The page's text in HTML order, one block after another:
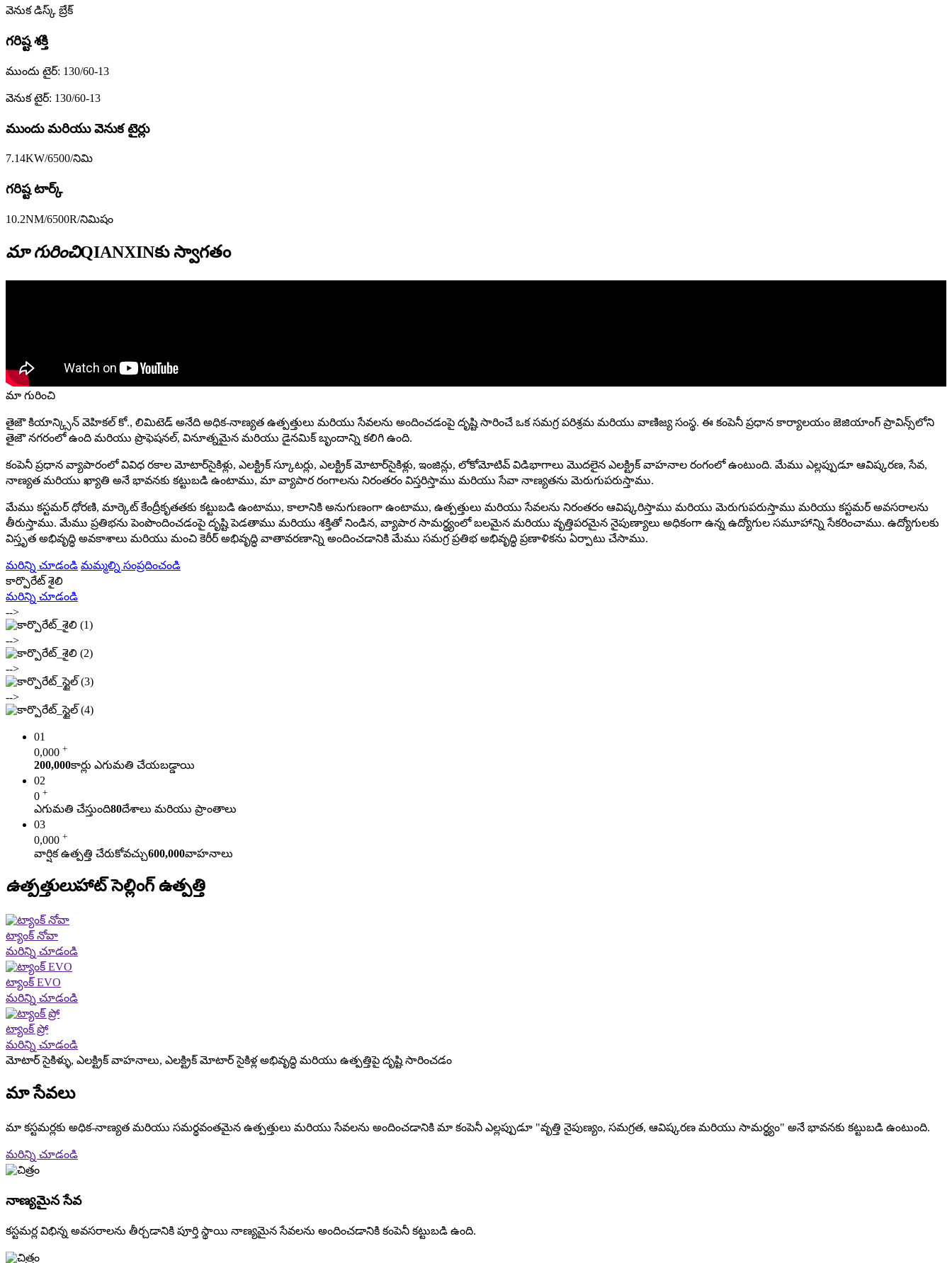
వెనుక డిస్క్ బ్రేక్
గరిష్ట శక్తి
ముందు టైర్: 130/60-13
వెనుక టైర్: 130/60-13
ముందు మరియు వెనుక టైర్లు
7.14KW/6500/నిమి
గరిష్ట టార్క్
10.2NM/6500R/నిమిషం
మా గురించిQIANXINకు స్వాగతం
మా గురించి
తైజౌ కియాన్క్సిన్ వెహికల్ కో., లిమిటెడ్ అనేది అధిక-నాణ్యత ఉత్పత్తులు మరియు సేవలను అందించడంపై దృష్టి సారించే ఒక సమగ్ర పరిశ్రమ మరియు వాణిజ్య సంస్థ. ఈ కంపెనీ ప్రధాన కార్యాలయం జెజియాంగ్ ప్రావిన్స్‌లోని
తైజౌ నగరంలో ఉంది మరియు ప్రొఫెషనల్, వినూత్నమైన మరియు డైనమిక్ బృందాన్ని కలిగి ఉంది.
కంపెనీ ప్రధాన వ్యాపారంలో వివిధ రకాల మోటార్‌సైకిళ్లు, ఎలక్ట్రిక్ స్కూటర్లు, ఎలక్ట్రిక్ మోటార్‌సైకిళ్లు, ఇంజిన్లు, లోకోమోటివ్ విడిభాగాలు మొదలైన ఎలక్ట్రిక్ వాహనాల రంగంలో ఉంటుంది. మేము ఎల్లప్పుడూ ఆవిష్కరణ, సేవ,
నాణ్యత మరియు ఖ్యాతి అనే భావనకు కట్టుబడి ఉంటాము, మా వ్యాపార రంగాలను నిరంతరం విస్తరిస్తాము మరియు సేవా నాణ్యతను మెరుగుపరుస్తాము.
మేము కస్టమర్ ధోరణి, మార్కెట్ కేంద్రీకృతతకు కట్టుబడి ఉంటాము, కాలానికి అనుగుణంగా ఉంటాము, ఉత్పత్తులు మరియు సేవలను నిరంతరం ఆవిష్కరిస్తాము మరియు మెరుగుపరుస్తాము మరియు కస్టమర్ అవసరాలను
తీరుస్తాము. మేము ప్రతిభను పెంపొందించడంపై దృష్టి పెడతాము మరియు శక్తితో నిండిన, వ్యాపార సామర్థ్యంలో బలమైన మరియు వృత్తిపరమైన నైపుణ్యాలు అధికంగా ఉన్న ఉద్యోగుల సమూహాన్ని సేకరించాము. ఉద్యోగులకు
విస్తృత అభివృద్ధి అవకాశాలు మరియు మంచి కెరీర్ అభివృద్ధి వాతావరణాన్ని అందించడానికి మేము సమగ్ర ప్రతిభ అభివృద్ధి ప్రణాళికను ఏర్పాటు చేసాము.
మరిన్ని చూడండి మమ్మల్ని సంప్రదించండి
కార్పొరేట్ శైలి
మరిన్ని చూడండి
-->
-->
-->
-->
01
0,000 +
200,000కార్లు ఎగుమతి చేయబడ్డాయి
02
0 +
ఎగుమతి చేస్తుంది80దేశాలు మరియు ప్రాంతాలు
03
0,000 +
వార్షిక ఉత్పత్తి చేరుకోవచ్చు600,000వాహనాలు
ఉత్పత్తులుహాట్ సెల్లింగ్ ఉత్పత్తి
ట్యాంక్ నోవా
మరిన్ని చూడండి
ట్యాంక్ EVO
మరిన్ని చూడండి
ట్యాంక్ ప్రో
మరిన్ని చూడండి
మోటార్ సైకిళ్ళు, ఎలక్ట్రిక్ వాహనాలు, ఎలక్ట్రిక్ మోటార్ సైకిళ్ల అభివృద్ధి మరియు ఉత్పత్తిపై దృష్టి సారించడం
మా సేవలు
మా కస్టమర్లకు అధిక-నాణ్యత మరియు సమర్థవంతమైన ఉత్పత్తులు మరియు సేవలను అందించడానికి మా కంపెనీ ఎల్లప్పుడూ "వృత్తి నైపుణ్యం, సమగ్రత, ఆవిష్కరణ మరియు సామర్థ్యం" అనే భావనకు కట్టుబడి ఉంటుంది.
మరిన్ని చూడండి
నాణ్యమైన సేవ
కస్టమర్ల విభిన్న అవసరాలను తీర్చడానికి పూర్తి స్థాయి నాణ్యమైన సేవలను అందించడానికి కంపెనీ కట్టుబడి ఉంది.